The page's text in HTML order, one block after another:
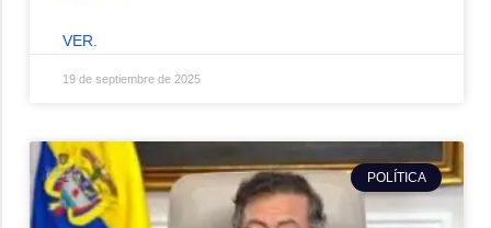
VER.
19 de septiembre de 2025
POLÍTICA